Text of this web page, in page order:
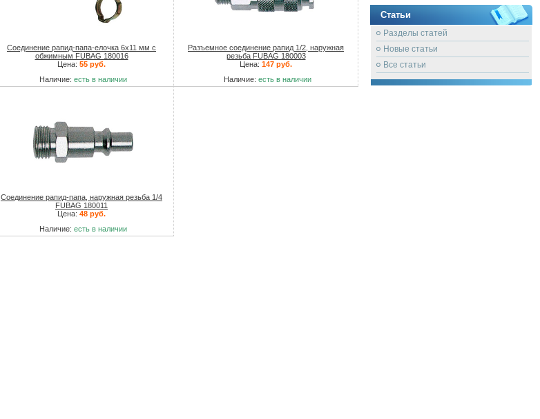
Соединение рапид-папа-елочка 6х11 мм с
обжимным FUBAG 180016
Цена: 55 руб.
Наличие: есть в наличии
Разъемное соединение рапид 1/2, наружная
резьба FUBAG 180003
Цена: 147 руб.
Наличие: есть в наличии
Соединение рапид-папа, наружная резьба 1/4
FUBAG 180011
Цена: 48 руб.
Наличие: есть в наличии
Статьи
Разделы статей
Новые статьи
Все статьи